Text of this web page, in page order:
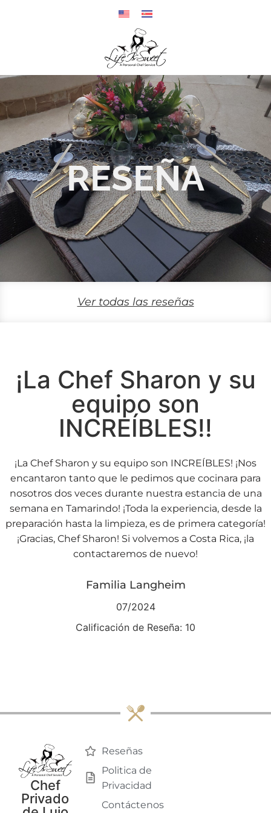
RESEÑA
Ver todas las reseñas
¡La Chef Sharon y su
equipo son
INCREÍBLES!!
¡La Chef Sharon y su equipo son INCREÍBLES! ¡Nos
encantaron tanto que le pedimos que cocinara para
nosotros dos veces durante nuestra estancia de una
semana en Tamarindo! ¡Toda la experiencia, desde la
preparación hasta la limpieza, es de primera categoría!
¡Gracias, Chef Sharon! Si volvemos a Costa Rica, ¡la
contactaremos de nuevo!
Familia Langheim
07/2024
Calificación de Reseña: 10
Chef
Privado
Reseñas
Politica de
Privacidad
Contáctenos